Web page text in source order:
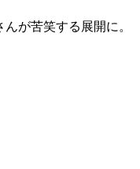
が苦笑する展開に。